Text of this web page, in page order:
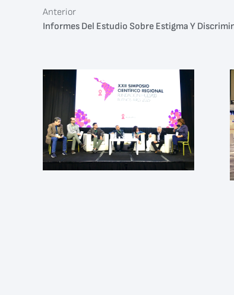
Anterior
Informes Del Estudio Sobre Estigma Y